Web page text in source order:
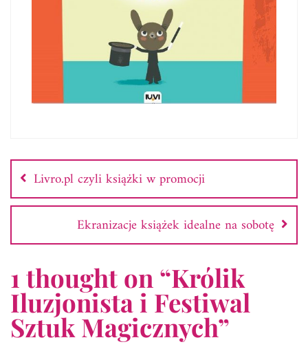
Nawigacja
wpisu
Livro.pl czyli książki w promocji
Ekranizacje książek idealne na sobotę
1 thought on “Królik
Iluzjonista i Festiwal
Sztuk Magicznych”